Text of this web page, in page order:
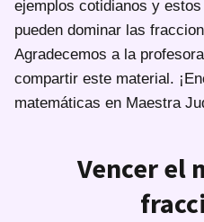
ejemplos cotidianos y
pueden dominar las
Agradecemos a la
compartir este material.
matemáticas en Maestra
Vencer el